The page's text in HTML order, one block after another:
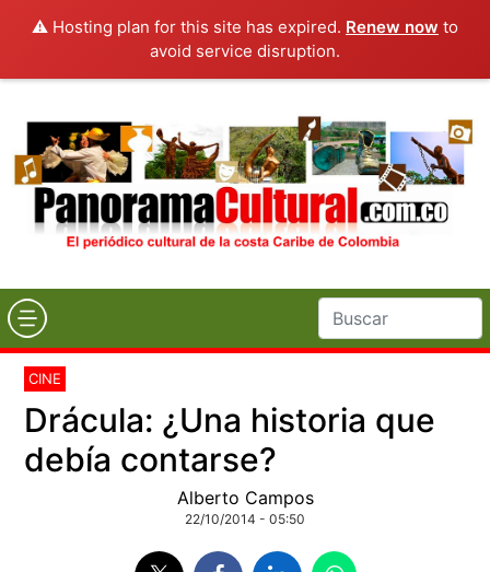
⚠️ Hosting plan for this site has expired. Renew now to
avoid service disruption.
CINE
Drácula: ¿Una historia que
debía contarse?
Alberto Campos
22/10/2014 - 05:50